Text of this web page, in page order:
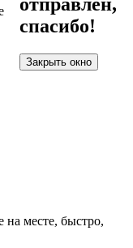
спасибо!
Закрыть окно
месте, быстро,